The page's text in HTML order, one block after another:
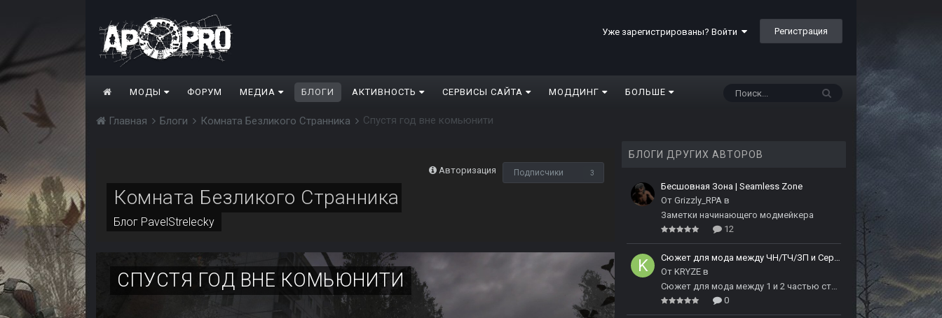
Уже зарегистрированы? Войти Регистрация
МОДЫ ФОРУМ МЕДИА БЛОГИ АКТИВНОСТЬ СЕРВИСЫ САЙТА МОДДИНГ БОЛЬШЕ
Главная Блоги Комната Безликого Странника Спустя год вне комьюнити
Авторизация Подписчики 3
Комната Безликого Странника
Блог PavelStrelecky
СПУСТЯ ГОД ВНЕ КОМЬЮНИТИ
БЛОГИ ДРУГИХ АВТОРОВ
Бесшовная Зона | Seamless Zone
От Grizzly_RPA в
Заметки начинающего модмейкера
12
Сюжет для мода между ЧН/ТЧ/ЗП и Сердцем Чернобыля
От KRYZE в
0